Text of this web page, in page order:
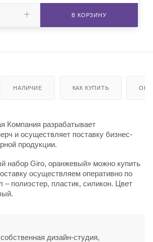
В КОРЗИНУ
НАЛИЧИЕ КАК КУПИТЬ
Компания разрабатывает
и осуществляет поставку бизнес-
продукции.
набор Giro, оранжевый» можно купить
осуществляем оперативно по
полиэстер, пластик, силикон. Цвет
дизайн-студия,